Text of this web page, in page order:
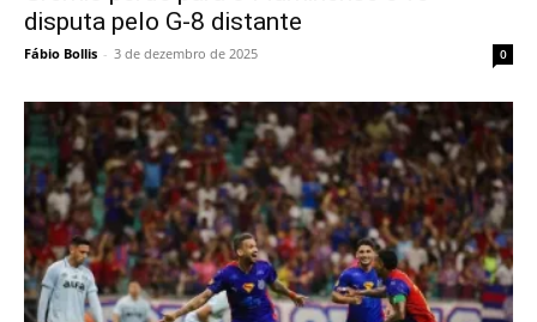
disputa pelo G-8 distante
Fábio Bollis - 3 de dezembro de 2025 0